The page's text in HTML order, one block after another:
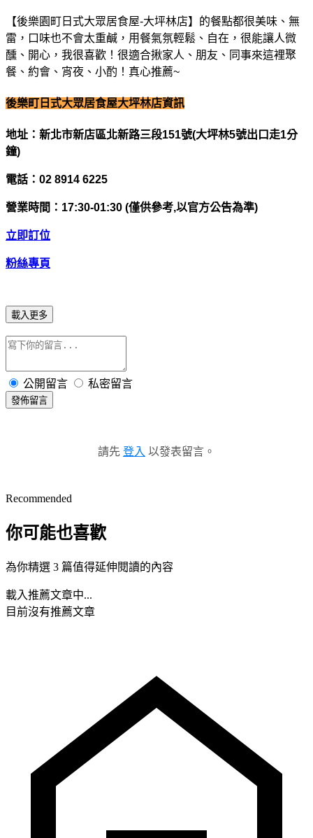
【後樂園町日式大眾居食屋-大坪林店】的餐點都很美味、無
雷，口味也不會太重鹹，用餐氣氛輕鬆、自在，很能讓人微
醺、開心，我很喜歡！很適合揪家人、朋友、同事來這裡聚
餐、約會、宵夜、小酌！真心推薦~
後樂町日式大眾居食屋大坪林店資訊
地址：新北市新店區北新路三段151號(大坪林5號出口走1分
鐘)
電話：02 8914 6225
營業時間：17:30-01:30 (僅供參考,以官方公告為準)
立即訂位
粉絲專頁
載入更多
公開留言 私密留言
發佈留言
請先 登入 以發表留言。
Recommended
你可能也喜歡
為你精選 3 篇值得延伸閱讀的內容
載入推薦文章中...
目前沒有推薦文章